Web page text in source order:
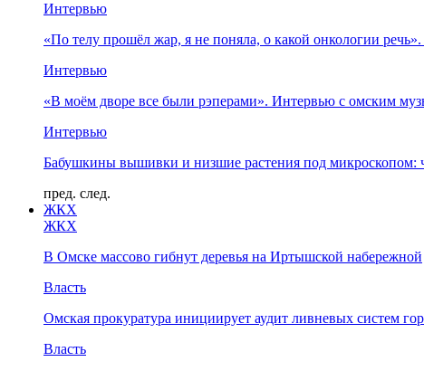
Интервью
«По телу прошёл жар, я не поняла, о какой онкологии
Интервью
«В моём дворе все были рэперами». Интервью с омским
Интервью
Бабушкины вышивки и низшие растения под микроскопом:
пред. след.
ЖКХ
ЖКХ
В Омске массово гибнут деревья на Иртышской набережной
Власть
Омская прокуратура инициирует аудит ливневых систем
Власть